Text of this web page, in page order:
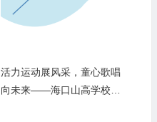
活力运动展风采，童心歌唱
向未来——海口山高学校第